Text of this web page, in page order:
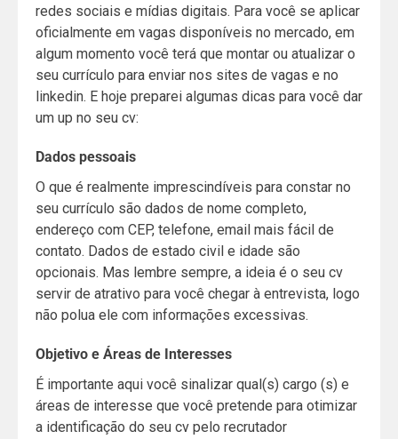
redes sociais e mídias digitais. Para você se aplicar
oficialmente em vagas disponíveis no mercado, em
algum momento você terá que montar ou atualizar o
seu currículo para enviar nos sites de vagas e no
linkedin. E hoje preparei algumas dicas para você dar
um up no seu cv:
Dados pessoais
O que é realmente imprescindíveis para constar no
seu currículo são dados de nome completo,
endereço com CEP, telefone, email mais fácil de
contato. Dados de estado civil e idade são
opcionais. Mas lembre sempre, a ideia é o seu cv
servir de atrativo para você chegar à entrevista, logo
não polua ele com informações excessivas.
Objetivo e Áreas de Interesses
É importante aqui você sinalizar qual(s) cargo (s) e
áreas de interesse que você pretende para otimizar
a identificação do seu cv pelo recrutador